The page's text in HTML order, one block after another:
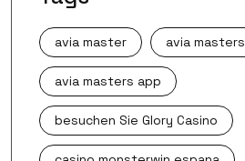
avia master avia masters
avia masters app
besuchen Sie Glory Casino